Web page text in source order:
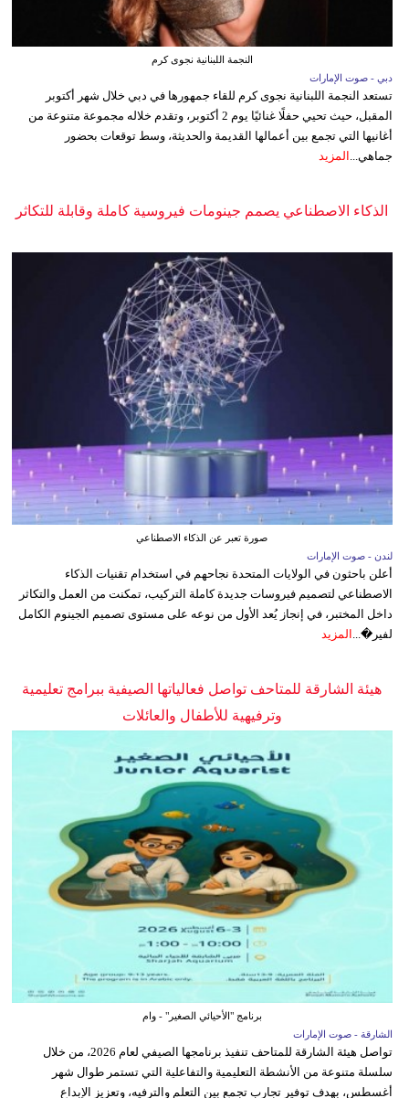
النجمة اللبنانية نجوى كرم
دبي - صوت الإمارات
تستعد النجمة اللبنانية نجوى كرم للقاء جمهورها في دبي خلال شهر أكتوبر
المقبل، حيث تحيي حفلًا غنائيًا يوم 2 أكتوبر، وتقدم خلاله مجموعة متنوعة من
أغانيها التي تجمع بين أعمالها القديمة والحديثة، وسط توقعات بحضور
جماهي... المزيد
الذكاء الاصطناعي يصمم جينومات فيروسية كاملة وقابلة للتكاثر
صورة تعبر عن الذكاء الاصطناعي
لندن - صوت الإمارات
أعلن باحثون في الولايات المتحدة نجاحهم في استخدام تقنيات الذكاء
الاصطناعي لتصميم فيروسات جديدة كاملة التركيب، تمكنت من العمل والتكاثر
داخل المختبر، في إنجاز يُعد الأول من نوعه على مستوى تصميم الجينوم الكامل
لفير�...
المزيد
هيئة الشارقة للمتاحف تواصل فعالياتها الصيفية ببرامج تعليمية
وترفيهية للأطفال والعائلات
برنامج "الأحيائي الصغير" - وام
الشارقة - صوت الإمارات
تواصل هيئة الشارقة للمتاحف تنفيذ برنامجها الصيفي لعام 2026، من خلال
سلسلة متنوعة من الأنشطة التعليمية والتفاعلية التي تستمر طوال شهر
أغسطس، بهدف توفير تجارب تجمع بين التعلم والترفيه، وتعزيز الإبداع